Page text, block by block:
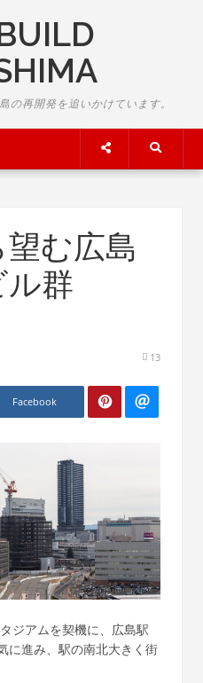
の再開発を追いかけています。
む広島
ル群
13
Facebook
ジアムを契機に、広島駅
に進み、駅の南北大きく街